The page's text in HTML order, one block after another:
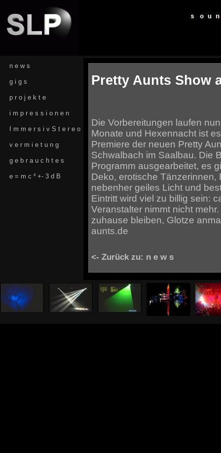
n e w s
g i g s
p r o j e k t e
i m p r e s s i o n e n
I m m e r s i v S t e r e o
v e r m i e t u n g
g e b r a u c h t e s
e = m c ² +- 3 d B
Pretty Aunts Show
Die Vorbereitungen laufen
Monate und Hexennacht ist
Premiere der neuen Pretty
Schwalbach im Saalbau. Die
Programm ausgearbeitet, es
Deko, erotische Tänzerinnen,
nebenher geiles Licht und
Eintritt wird viel zu billig sein:
Veranstalter nimmt nicht
zuhause bleiben, Glotze
aunts.de
<- Zurück zu: n e w s